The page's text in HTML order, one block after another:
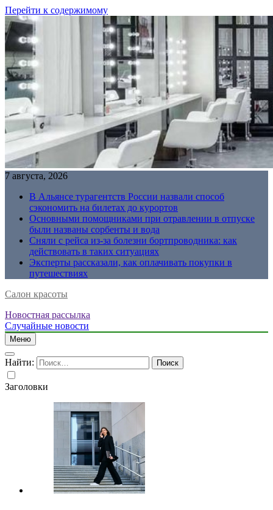
Перейти к содержимому
7 августа, 2026
В Альянсе турагентств России назвали способ
сэкономить на билетах до курортов
Основными помощниками при отравлении в отпуске
были названы сорбенты и вода
Сняли с рейса из-за болезни бортпроводника: как
действовать в таких ситуациях
Эксперты рассказали, как оплачивать покупки в
путешествиях
Салон красоты
Новостная рассылка
Случайные новости
Меню
Найти:
Заголовки